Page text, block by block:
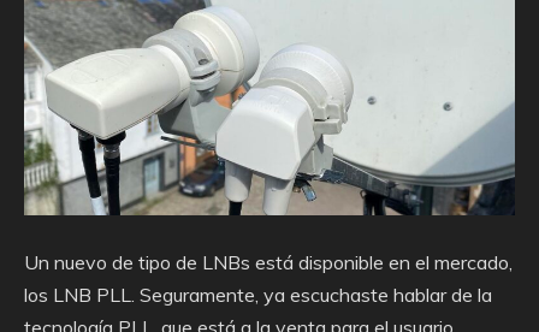
Un nuevo de tipo de LNBs está disponible en el mercado,
los LNB PLL. Seguramente, ya escuchaste hablar de la
tecnología PLL, que está a la venta para el usuario